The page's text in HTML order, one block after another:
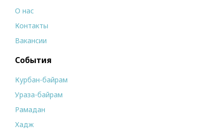
О нас
Контакты
Вакансии
События
Курбан-байрам
Ураза-байрам
Рамадан
Хадж